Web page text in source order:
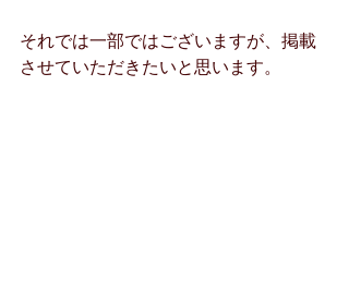
それでは一部ではございますが、掲載
させていただきたいと思います。